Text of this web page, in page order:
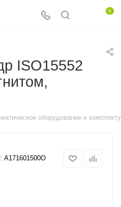
0
ISO15552
оборудование и
A171601500O